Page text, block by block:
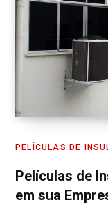
PELÍCULAS DE
Películas de
em sua